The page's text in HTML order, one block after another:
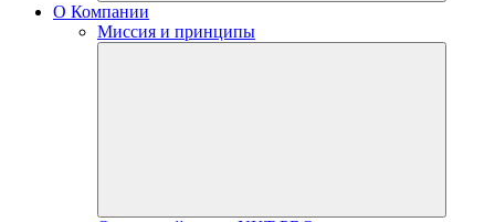
О Компании
Миссия и принципы